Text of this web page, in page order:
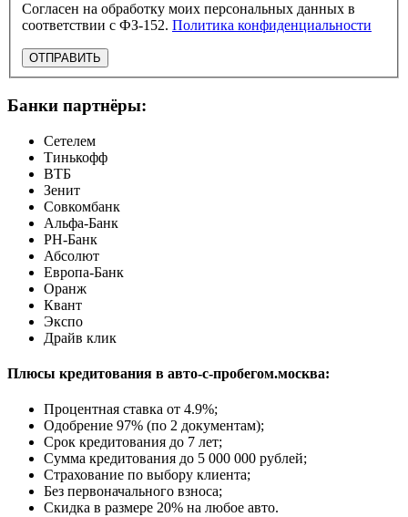
Согласен на обработку моих персональных данных в
соответствии с ФЗ-152. Политика конфиденциальности
ОТПРАВИТЬ
Банки партнёры:
Сетелем
Тинькофф
ВТБ
Зенит
Совкомбанк
Альфа-Банк
РН-Банк
Абсолют
Европа-Банк
Оранж
Квант
Экспо
Драйв клик
Плюсы кредитования в авто-с-пробегом.москва:
Процентная ставка от 4.9%;
Одобрение 97% (по 2 документам);
Срок кредитования до 7 лет;
Сумма кредитования до 5 000 000 рублей;
Страхование по выбору клиента;
Без первоначального взноса;
Скидка в размере 20% на любое авто.